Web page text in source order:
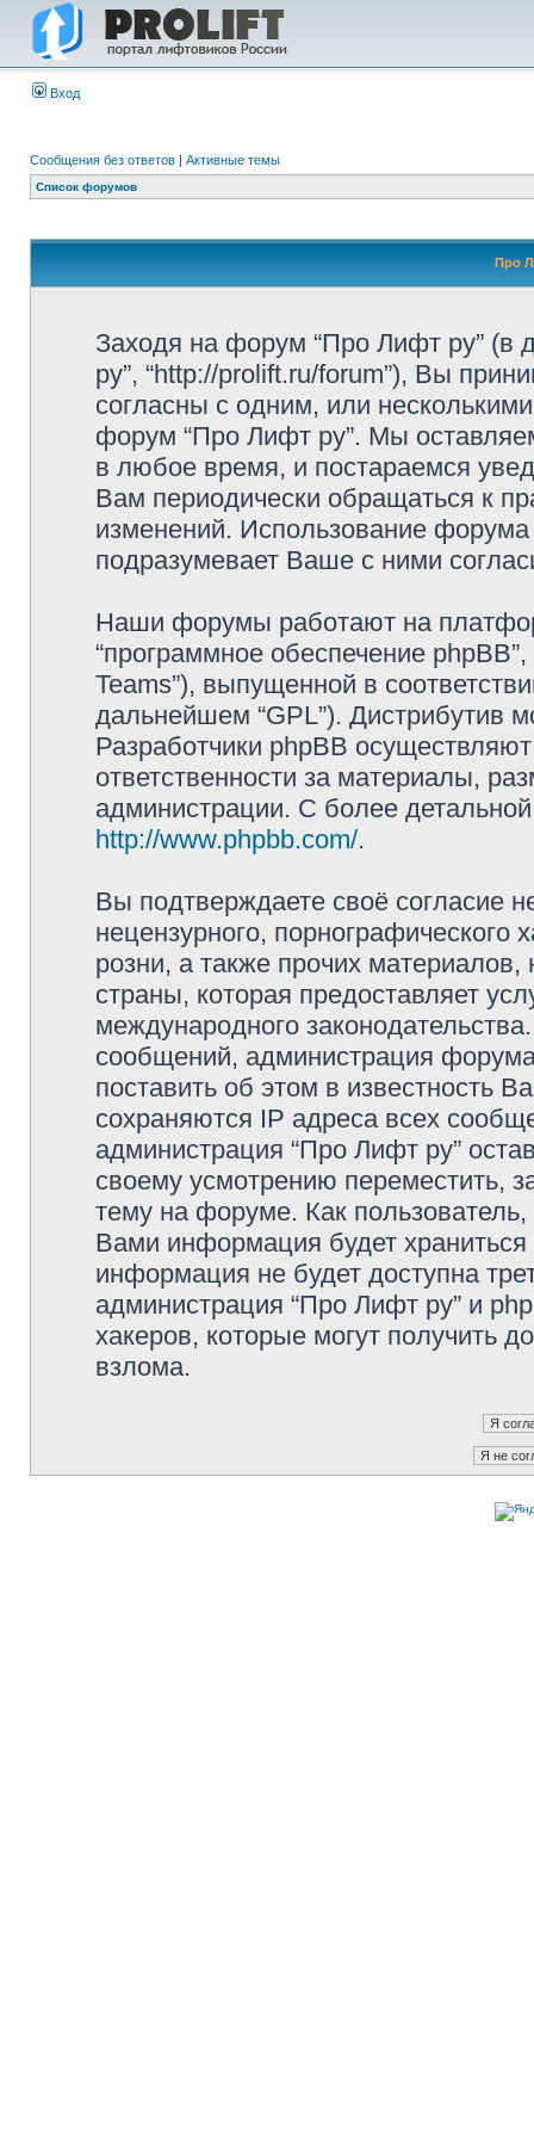
Вход
Сообщения без ответов | Активные темы
Список форумов
Про
Заходя на форум “Про Лифт ру”
ру”, “http://prolift.ru/forum”), Вы
согласны с одним, или
форум “Про Лифт ру”. Мы
в любое время, и постараемся
Вам периодически обращаться к
изменений. Использование
подразумевает Ваше с ними
Наши форумы работают на
“программное обеспечение
Teams”), выпущенной в
дальнейшем “GPL”). Дистрибутив
Разработчики phpBB
ответственности за материалы,
администрации. С более
http://www.phpbb.com/.
Вы подтверждаете своё согласие
нецензурного, порнографического
розни, а также прочих
страны, которая предоставляет
международного
сообщений, администрация
поставить об этом в известность
сохраняются IP адреса всех
администрация “Про Лифт ру”
своему усмотрению переместить,
тему на форуме. Как
Вами информация будет
информация не будет доступна
администрация “Про Лифт ру” и
хакеров, которые могут получить
взлома.